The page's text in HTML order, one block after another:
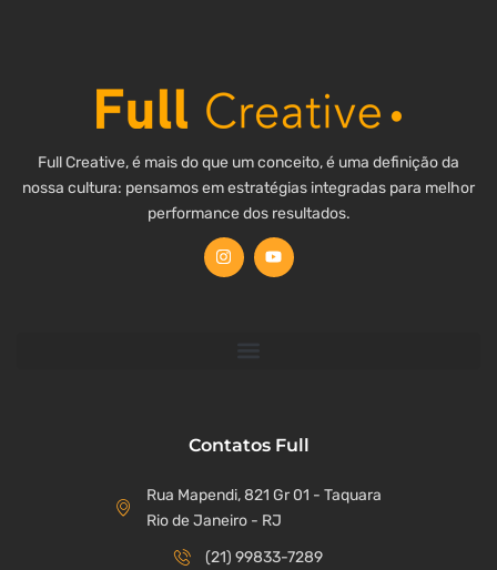
Full Creative, é mais do que um conceito, é uma definição da
nossa cultura: pensamos em estratégias integradas para melhor
performance dos resultados.
Contatos Full
Rua Mapendi, 821 Gr 01 - Taquara
Rio de Janeiro - RJ
(21) 99833-7289